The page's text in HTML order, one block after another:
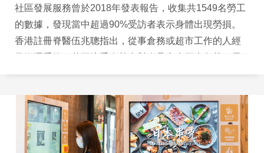
社區發展服務曾於2018年發表報告，收集共1549名勞工
的數據，發現當中超過90%受訪者表示身體出現勞損。
香港註冊脊醫伍兆聰指出，從事倉務或超市工作的人經
遠易患腰椎疾病，並提供6點搬重物的貼士。